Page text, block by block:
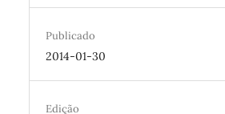
Publicado
2014-01-30
Edição